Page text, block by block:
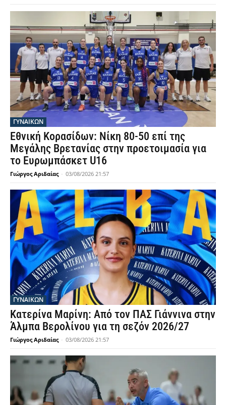
ΓΥΝΑΙΚΩΝ
Εθνική Κορασίδων: Νίκη 80-50 επί της
Μεγάλης Βρετανίας στην προετοιμασία για
το Ευρωμπάσκετ U16
Γιώργος Αριδαίας - 03/08/2026 21:57
ΓΥΝΑΙΚΩΝ
Κατερίνα Μαρίνη: Από τον ΠΑΣ Γιάννινα στην
Άλμπα Βερολίνου για τη σεζόν 2026/27
Γιώργος Αριδαίας - 03/08/2026 21:57